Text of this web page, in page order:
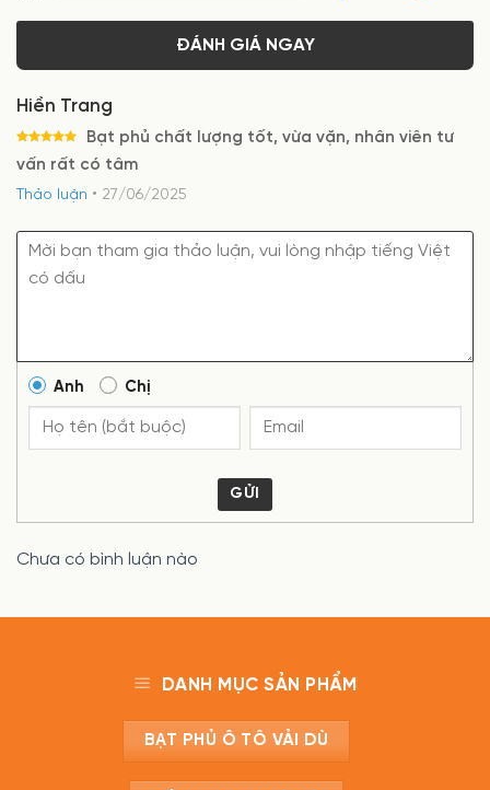
ĐÁNH GIÁ NGAY
Hiền Trang
Được xếp
hạng
55
Bạt phủ chất lượng tốt, vừa vặn, nhân viên tư
vấn rất có tâm
Thảo luận • 27/06/2025
Anh Chị
GỬI
Chưa có bình luận nào
DANH MỤC SẢN PHẨM
BẠT PHỦ Ô TÔ VẢI DÙ